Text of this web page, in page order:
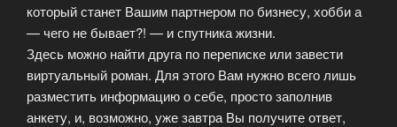
который станет Вашим партнером по бизнесу, хобби а
— чего не бывает?! — и спутника жизни.
Здесь можно найти друга по переписке или завести
виртуальный роман. Для этого Вам нужно всего лишь
разместить информацию о себе, просто заполнив
анкету, и, возможно, уже завтра Вы получите ответ,